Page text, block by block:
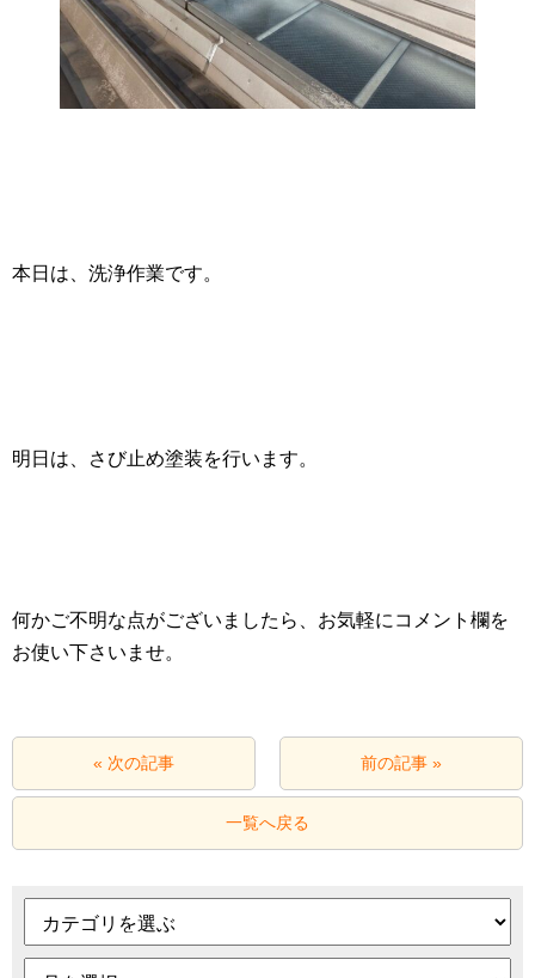
本日は、洗浄作業です。
明日は、さび止め塗装を行います。
何かご不明な点がございましたら、お気軽にコメント欄を
お使い下さいませ。
« 次の記事 前の記事 »
一覧へ戻る